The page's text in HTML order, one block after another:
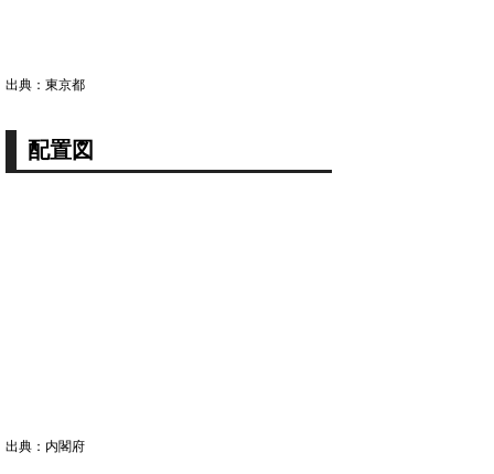
出典：東京都
配置図
出典：内閣府